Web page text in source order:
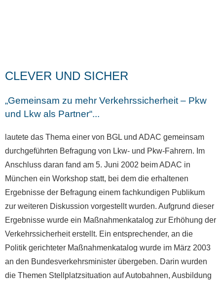
CLEVER UND SICHER
„Gemeinsam zu mehr Verkehrssicherheit – Pkw
und Lkw als Partner“...
lautete das Thema einer von BGL und ADAC gemeinsam
durchgeführten Befragung von Lkw- und Pkw-Fahrern. Im
Anschluss daran fand am 5. Juni 2002 beim ADAC in
München ein Workshop statt, bei dem die erhaltenen
Ergebnisse der Befragung einem fachkundigen Publikum
zur weiteren Diskussion vorgestellt wurden. Aufgrund dieser
Ergebnisse wurde ein Maßnahmenkatalog zur Erhöhung der
Verkehrssicherheit erstellt. Ein entsprechender, an die
Politik gerichteter Maßnahmenkatalog wurde im März 2003
an den Bundesverkehrsminister übergeben. Darin wurden
die Themen Stellplatzsituation auf Autobahnen, Ausbildung